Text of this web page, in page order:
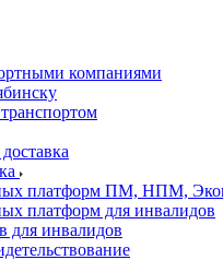
компаниями
платформ ПМ, НПМ,
платформ для инвалидов
для инвалидов